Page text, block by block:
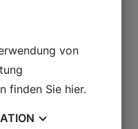
mobilvarme.nu, die
von
finden Sie hier.